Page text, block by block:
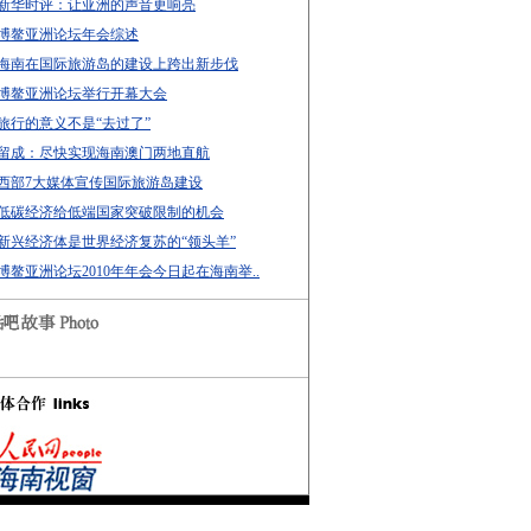
华时评：让亚洲的声音更响亮
鳌亚洲论坛年会综述
南在国际旅游岛的建设上跨出新步伐
鳌亚洲论坛举行开幕大会
行的意义不是“去过了”
成：尽快实现海南澳门两地直航
部7大媒体宣传国际旅游岛建设
碳经济给低端国家突破限制的机会
兴经济体是世界经济复苏的“领头羊”
鳌亚洲论坛2010年年会今日起在海南举..